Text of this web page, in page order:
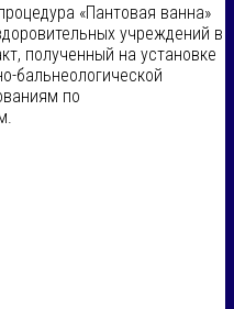
«Пантовая ванна»
учреждений в
полученный на установке
бальнеологической
по